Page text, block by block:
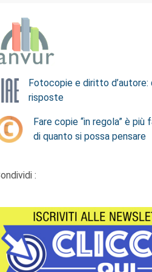
Fotocopie e diritto d’autore:
risposte
Fare copie “in regola” è più
di quanto si possa pensare
: